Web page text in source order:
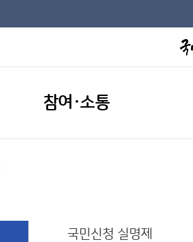
참여·소통
국민신청 실명제